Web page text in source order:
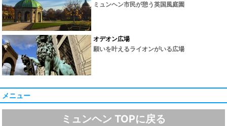
ミュンヘン市民が憩う英国風庭園
オデオン広場
願いを叶えるライオンがいる広場
メニュー
ミュンヘン TOPに戻る